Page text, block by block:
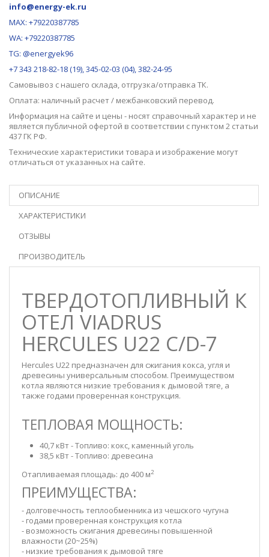
info@energy-ek.ru
MAX: +79220387785
WA: +79220387785
TG: @energyek96
+7 343 218-82-18 (19), 345-02-03 (04), 382-24-95
Самовывоз с нашего склада, отгрузка/отправка ТК.
Оплата: наличный расчет / межбанковский перевод.
Информация на сайте и цены - носят справочный характер и не
является публичной офертой в соответствии с пунктом 2 статьи
437 ГК РФ.
Технические характеристики товара и изображение могут
отличаться от указанных на сайте.
ОПИСАНИЕ
ХАРАКТЕРИСТИКИ
ОТЗЫВЫ
ПРОИЗВОДИТЕЛЬ
ТВЕРДОТОПЛИВНЫЙ К
ОТЕЛ VIADRUS
HERCULES U22 C/D-7
Hercules U22 предназначен для сжигания кокса, угля и
древесины универсальным способом. Преимуществом
котла являются низкие требования к дымовой тяге, а
также годами проверенная конструкция.
ТЕПЛОВАЯ МОЩНОСТЬ:
40,7 кВт - Топливо: кокс, каменный уголь
38,5 кВт - Топливо: древесина
Отапливаемая площадь: до 400 м2
ПРЕИМУЩЕСТВА:
- долговечность теплообменника из чешского чугуна
- годами проверенная конструкция котла
- возможность сжигания древесины повышенной
влажности (20~25%)
- низкие требования к дымовой тяге